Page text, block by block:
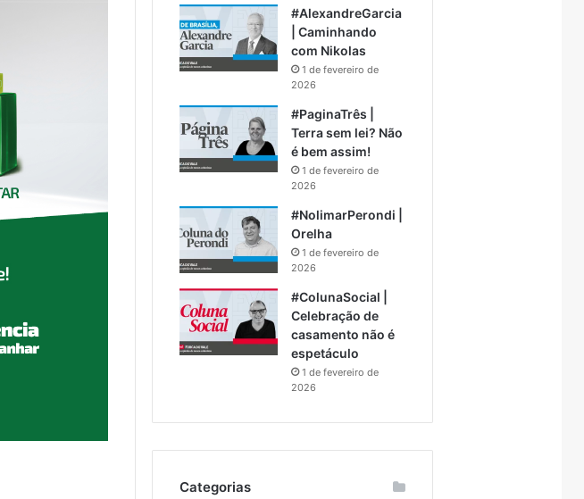
#AlexandreGarcia
| Caminhando
com Nikolas
1 de fevereiro de
2026
#PaginaTrês |
Terra sem lei? Não
é bem assim!
1 de fevereiro de
2026
#NolimarPerondi |
Orelha
1 de fevereiro de
2026
#ColunaSocial |
Celebração de
casamento não é
espetáculo
1 de fevereiro de
2026
Categorias